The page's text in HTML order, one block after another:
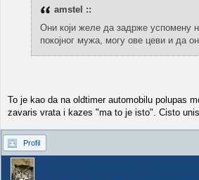
amstel ::
Они који желе да задрже успомену
покојног мужа, могу ове цеви и да
To je kao da na oldtimer automobilu polupas
zavaris vrata i kazes "ma to je isto". Cisto
Profil